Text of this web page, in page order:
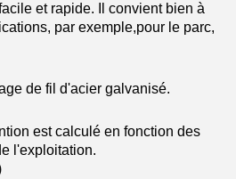
et rapide. Il convient bien à
par exemple,pour le parc,
de fil d'acier galvanisé.
est calculé en fonction des
l'exploitation.